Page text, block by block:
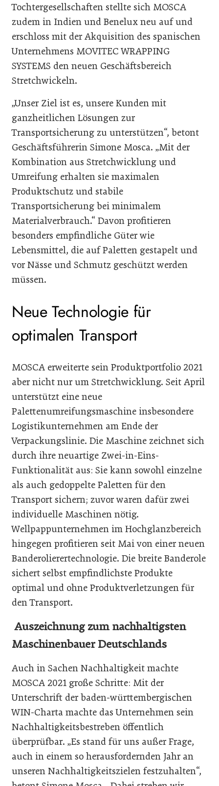
Tochtergesellschaften stellte sich MOSCA
zudem in Indien und Benelux neu auf und
erschloss mit der Akquisition des spanischen
Unternehmens MOVITEC WRAPPING
SYSTEMS den neuen Geschäftsbereich
Stretchwickeln.
„Unser Ziel ist es, unsere Kunden mit
ganzheitlichen Lösungen zur
Transportsicherung zu unterstützen“, betont
Geschäftsführerin Simone Mosca. „Mit der
Kombination aus Stretchwicklung und
Umreifung erhalten sie maximalen
Produktschutz und stabile
Transportsicherung bei minimalem
Materialverbrauch.“ Davon profitieren
besonders empfindliche Güter wie
Lebensmittel, die auf Paletten gestapelt und
vor Nässe und Schmutz geschützt werden
müssen.
Neue Technologie für
optimalen Transport
MOSCA erweiterte sein Produktportfolio 2021
aber nicht nur um Stretchwicklung. Seit April
unterstützt eine neue
Palettenumreifungsmaschine insbesondere
Logistikunternehmen am Ende der
Verpackungslinie. Die Maschine zeichnet sich
durch ihre neuartige Zwei-in-Eins-
Funktionalität aus: Sie kann sowohl einzelne
als auch gedoppelte Paletten für den
Transport sichern; zuvor waren dafür zwei
individuelle Maschinen nötig.
Wellpappunternehmen im Hochglanzbereich
hingegen profitieren seit Mai von einer neuen
Banderolierertechnologie. Die breite Banderole
sichert selbst empfindlichste Produkte
optimal und ohne Produktverletzungen für
den Transport.
Auszeichnung zum nachhaltigsten
Maschinenbauer Deutschlands
Auch in Sachen Nachhaltigkeit machte
MOSCA 2021 große Schritte: Mit der
Unterschrift der baden-württembergischen
WIN-Charta machte das Unternehmen sein
Nachhaltigkeitsbestreben öffentlich
überprüfbar. „Es stand für uns außer Frage,
auch in einem so herausfordernden Jahr an
unseren Nachhaltigkeitszielen festzuhalten“,